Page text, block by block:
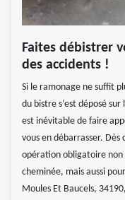
Faites débistrer
des accidents !
Si le ramonage ne suffit
du bistre s’est déposé
est inévitable de faire
vous en débarrasser.
opération obligatoire non
cheminée, mais aussi
Moules Et Baucels,